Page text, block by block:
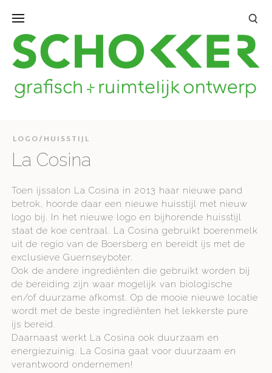
LOGO/HUISSTIJL
La Cosina
Toen ijssalon La Cosina in 2013 haar nieuwe pand
betrok, hoorde daar een nieuwe huisstijl met nieuw
logo bij. In het nieuwe logo en bijhorende huisstijl
staat de koe centraal. La Cosina gebruikt boerenmelk
uit de regio van de Boersberg en bereidt ijs met de
exclusieve Guernseyboter.
Ook de andere ingrediënten die gebruikt worden bij
de bereiding zijn waar mogelijk van biologische
en/of duurzame afkomst. Op de mooie nieuwe locatie
wordt met de beste ingrediënten het lekkerste pure
ijs bereid.
Daarnaast werkt La Cosina ook duurzaam en
energiezuinig. La Cosina gaat voor duurzaam en
verantwoord ondernemen!